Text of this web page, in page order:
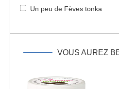
Un peu de Fèves tonka
VOUS AUREZ